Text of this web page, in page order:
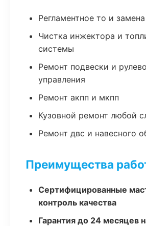
Регламентное то и
Чистка инжектора и
системы
Ремонт подвески и
управления
Ремонт акпп и мкпп
Кузовной ремонт любой
Ремонт двс и навесного
Преимущества
Сертифицированные
контроль качества
Гарантия до 24 месяцев